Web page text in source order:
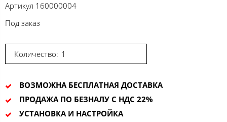
Артикул 160000004
Под заказ
Количество:
ВОЗМОЖНА БЕСПЛАТНАЯ ДОСТАВКА
ПРОДАЖА ПО БЕЗНАЛУ С НДС 22%
УСТАНОВКА И НАСТРОЙКА